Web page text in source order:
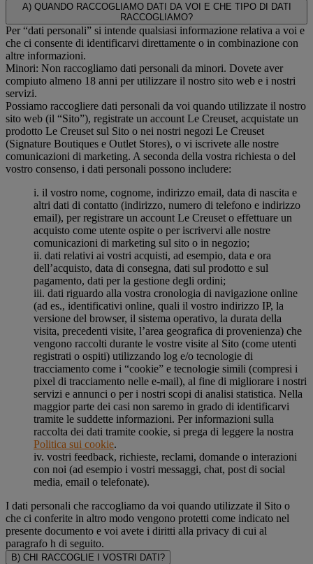
A) QUANDO RACCOGLIAMO DATI DA VOI E CHE TIPO DI DATI
RACCOGLIAMO?
Per “dati personali” si intende qualsiasi informazione relativa a voi e
che ci consente di identificarvi direttamente o in combinazione con
altre informazioni.
Minori: Non raccogliamo dati personali da minori. Dovete aver
compiuto almeno 18 anni per utilizzare il nostro sito web e i nostri
servizi.
Possiamo raccogliere dati personali da voi quando utilizzate il nostro
sito web (il “Sito”), registrate un account Le Creuset, acquistate un
prodotto Le Creuset sul Sito o nei nostri negozi Le Creuset
(Signature Boutiques e Outlet Stores), o vi iscrivete alle nostre
comunicazioni di marketing. A seconda della vostra richiesta o del
vostro consenso, i dati personali possono includere:
i. il vostro nome, cognome, indirizzo email, data di nascita e
altri dati di contatto (indirizzo, numero di telefono e indirizzo
email), per registrare un account Le Creuset o effettuare un
acquisto come utente ospite o per iscrivervi alle nostre
comunicazioni di marketing sul sito o in negozio;
ii. dati relativi ai vostri acquisti, ad esempio, data e ora
dell’acquisto, data di consegna, dati sul prodotto e sul
pagamento, dati per la gestione degli ordini;
iii. dati riguardo alla vostra cronologia di navigazione online
(ad es., identificativi online, quali il vostro indirizzo IP, la
versione del browser, il sistema operativo, la durata della
visita, precedenti visite, l’area geografica di provenienza) che
vengono raccolti durante le vostre visite al Sito (come utenti
registrati o ospiti) utilizzando log e/o tecnologie di
tracciamento come i “cookie” e tecnologie simili (compresi i
pixel di tracciamento nelle e-mail), al fine di migliorare i nostri
servizi e annunci o per i nostri scopi di analisi statistica. Nella
maggior parte dei casi non saremo in grado di identificarvi
tramite le suddette informazioni. Per informazioni sulla
raccolta dei dati tramite cookie, si prega di leggere la nostra
Politica sui cookie.
iv. vostri feedback, richieste, reclami, domande o interazioni
con noi (ad esempio i vostri messaggi, chat, post di social
media, email o telefonate).
I dati personali che raccogliamo da voi quando utilizzate il Sito o
che ci conferite in altro modo vengono protetti come indicato nel
presente documento e voi avete i diritti alla privacy di cui al
paragrafo h di seguito.
B) CHI RACCOGLIE I VOSTRI DATI?